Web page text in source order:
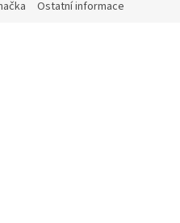
Ostatní informace